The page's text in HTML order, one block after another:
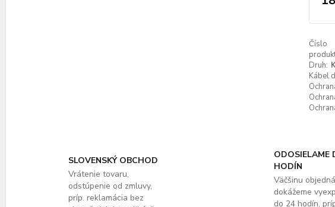
Číslo
Druh:
Kábel
SLOVENSKÝ OBCHOD
Vrátenie tovaru,
odstúpenie od zmluvy,
príp. reklamácia bez
ODOSIELAME
HODÍN
Väčšinu
dokážeme
do 24 hodín,